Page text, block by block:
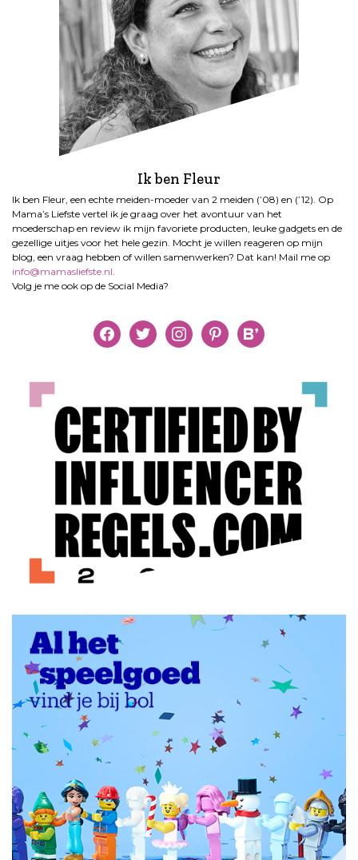
Ik ben Fleur
Ik ben Fleur, een echte meiden-moeder van 2 meiden (’08) en (’12). Op
Mama’s Liefste vertel ik je graag over het avontuur van het
moederschap en review ik mijn favoriete producten, leuke gadgets en de
gezellige uitjes voor het hele gezin. Mocht je willen reageren op mijn
blog, een vraag hebben of willen samenwerken? Dat kan! Mail me op
info@mamasliefste.nl.
Volg je me ook op de Social Media?
facebooktwitter instagrampinterestbloglovin